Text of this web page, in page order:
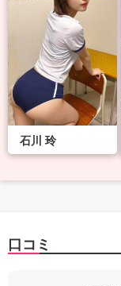
石川 玲
口コミ